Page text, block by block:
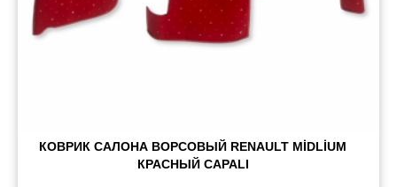
КОВРИК САЛОНА ВОРСОВЫЙ RENAULT MİDLİUM
КРАСНЫЙ CAPALI